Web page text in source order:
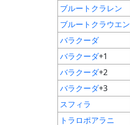
ブルートクラレン
ブルートクラウエン
バラクーダ
バラクーダ+1
バラクーダ+2
バラクーダ+3
スフィラ
トラロポアラニ